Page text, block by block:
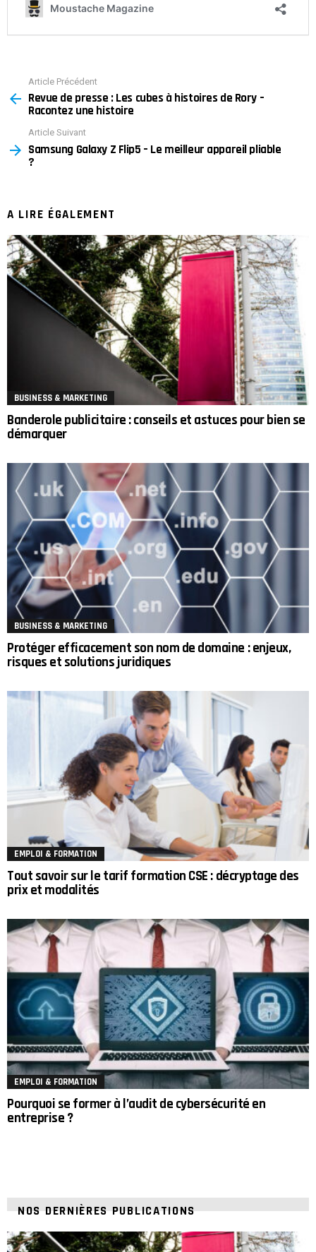
more
Article Précédent
Revue de presse : Les cubes à histoires de Rory –
Racontez une histoire
Article Suivant
Samsung Galaxy Z Flip5 – Le meilleur appareil pliable
?
A LIRE ÉGALEMENT
BUSINESS & MARKETING
Banderole publicitaire : conseils et astuces pour bien se
démarquer
BUSINESS & MARKETING
Protéger efficacement son nom de domaine : enjeux,
risques et solutions juridiques
EMPLOI & FORMATION
Tout savoir sur le tarif formation CSE : décryptage des
prix et modalités
EMPLOI & FORMATION
Pourquoi se former à l’audit de cybersécurité en
entreprise ?
NOS DERNIÈRES PUBLICATIONS